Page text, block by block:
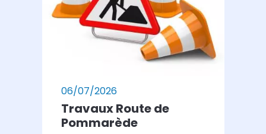
06/07/2026
Travaux Route de
Pommarède